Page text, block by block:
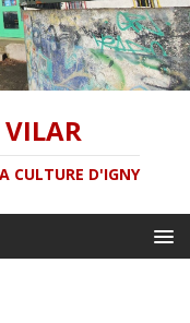
CULTURE D'IGNY